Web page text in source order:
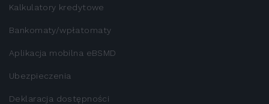
Kalkulatory kredytowe
Bankomaty/wpłatomaty
Aplikacja mobilna eBSMD
Ubezpieczenia
Deklaracja dostępności